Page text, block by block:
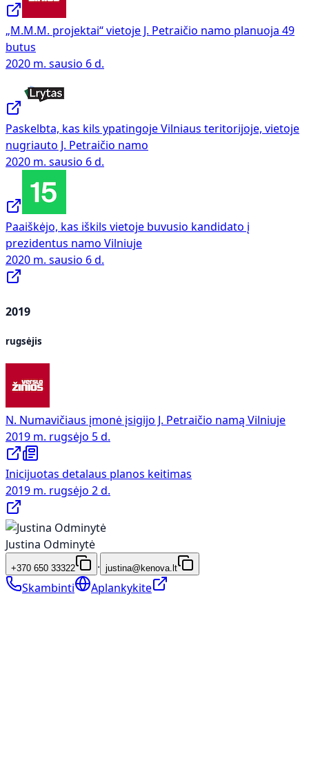
„M.M.M. projektai“ vietoje J. Petraičio namo planuoja 49
butus
2020 m. sausio 6 d.
Paskelbta, kas kils ypatingoje Vilniaus teritorijoje, vietoje
nugriauto J. Petraičio namo
2020 m. sausio 6 d.
Paaiškėjo, kas iškils vietoje buvusio kandidato į
prezidentus namo Vilniuje
2020 m. sausio 6 d.
2019
rugsėjis
N. Numavičiaus įmonė įsigijo J. Petraičio namą Vilniuje
2019 m. rugsėjo 5 d.
Inicijuotas detalaus planos keitimas
2019 m. rugsėjo 2 d.
Justina Odminytė
+370 650 33322 · justina@kenova.lt
Skambinti Aplankykite